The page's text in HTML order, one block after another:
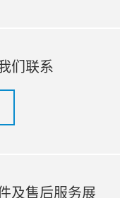
们联系
及售后服务展